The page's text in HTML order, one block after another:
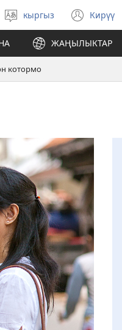
Тилди
тандаңыз
кыргыз Кирүү
(жаңы
терезе
ачат)
ЖАҢЫЛЫКТАР
котормо